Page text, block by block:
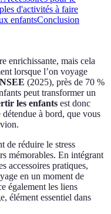
d'activités à faire
enfantsConclusion
enrichissante, mais cela
lorsque l’on voyage
(2025), près de 70 %
peut transformer un
les enfants est donc
à bord, que vous
de réduire le stress
mémorables. En intégrant
accessoires pratiques,
en un moment de
également les liens
élément essentiel dans